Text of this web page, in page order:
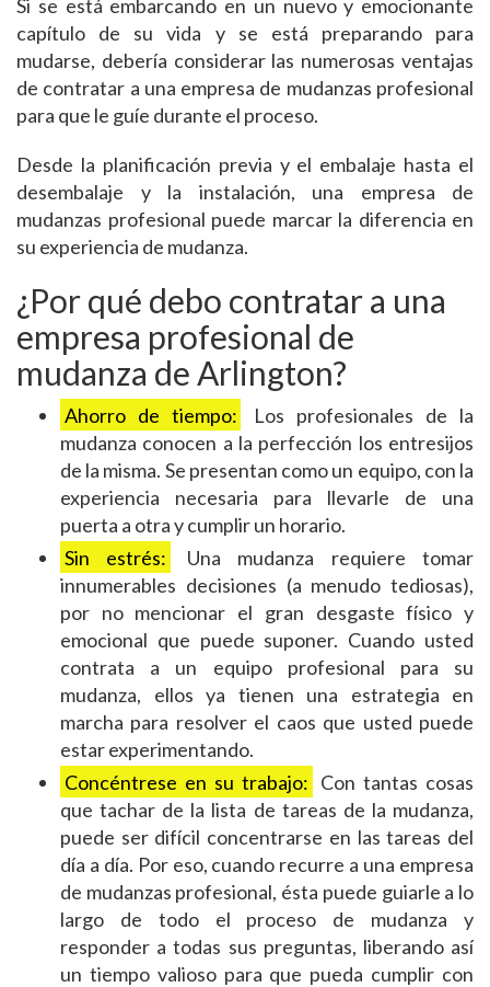
Si se está embarcando en un nuevo y emocionante
capítulo de su vida y se está preparando para
mudarse, debería considerar las numerosas ventajas
de contratar a una empresa de mudanzas profesional
para que le guíe durante el proceso.
Desde la planificación previa y el embalaje hasta el
desembalaje y la instalación, una empresa de
mudanzas profesional puede marcar la diferencia en
su experiencia de mudanza.
¿Por qué debo contratar a una
empresa profesional de
mudanza de Arlington?
Ahorro de tiempo:
Los profesionales de la
mudanza conocen a la perfección los entresijos
de la misma. Se presentan como un equipo, con la
experiencia necesaria para llevarle de una
puerta a otra y cumplir un horario.
Sin estrés:
Una mudanza requiere tomar
innumerables decisiones (a menudo tediosas),
por no mencionar el gran desgaste físico y
emocional que puede suponer. Cuando usted
contrata a un equipo profesional para su
mudanza, ellos ya tienen una estrategia en
marcha para resolver el caos que usted puede
estar experimentando.
Concéntrese en su trabajo: Con tantas cosas
que tachar de la lista de tareas de la mudanza,
puede ser difícil concentrarse en las tareas del
día a día. Por eso, cuando recurre a una empresa
de mudanzas profesional, ésta puede guiarle a lo
largo de todo el proceso de mudanza y
responder a todas sus preguntas, liberando así
un tiempo valioso para que pueda cumplir con